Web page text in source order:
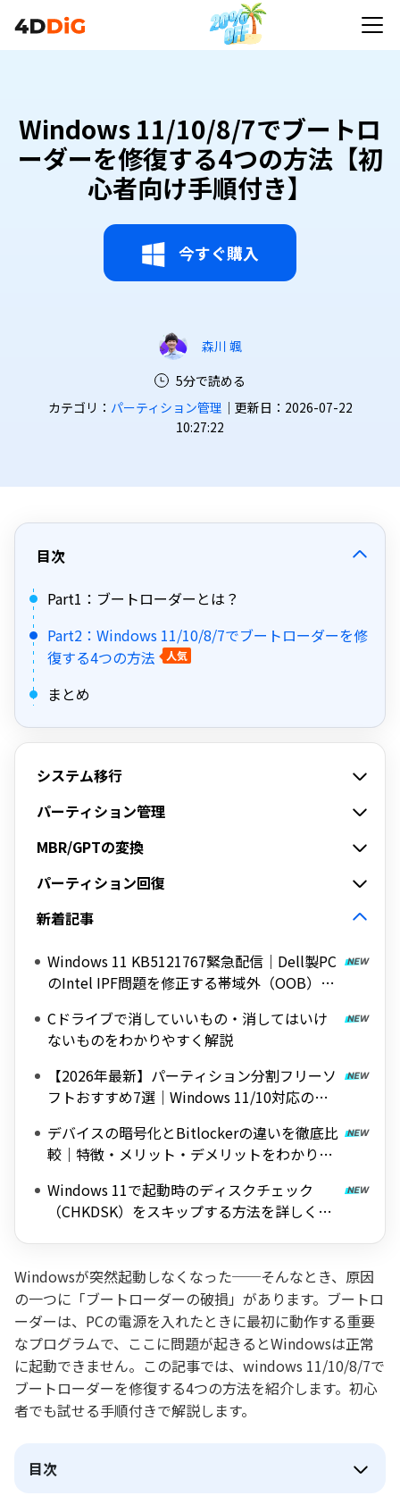
Windows 11/10/8/7でブートロ
ーダーを修復する4つの方法【初
心者向け手順付き】
今すぐ購入
森川 颯
5分で読める
カテゴリ： パーティション管理 ｜更新日：2026-07-22
10:27:22
目次
Part1：ブートローダーとは？
Part2：Windows 11/10/8/7でブートローダーを修
復する4つの方法
人気
まとめ
システム移行
パーティション管理
MBR/GPTの変換
パーティション回復
新着記事
Windows 11 KB5121767緊急配信｜Dell製PC
のIntel IPF問題を修正する帯域外（OOB）ア
Cドライブで消していいもの・消してはいけ
ないものをわかりやすく解説
【2026年最新】パーティション分割フリーソ
フトおすすめ7選｜Windows 11/10対応の無
デバイスの暗号化とBitlockerの違いを徹底比
較｜特徴・メリット・デメリットをわかりや
Windows 11で起動時のディスクチェック
（CHKDSK）をスキップする方法を詳しく解
Windowsが突然起動しなくなった──そんなとき、原因
の一つに「ブートローダーの破損」があります。ブートロ
ーダーは、PCの電源を入れたときに最初に動作する重要
なプログラムで、ここに問題が起きるとWindowsは正常
に起動できません。この記事では、windows 11/10/8/7で
ブートローダーを修復する4つの方法を紹介します。初心
者でも試せる手順付きで解説します。
目次